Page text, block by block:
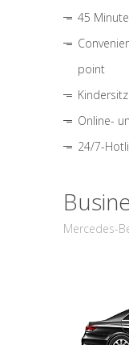
45
point
Online-
24/7-
Mercedes-